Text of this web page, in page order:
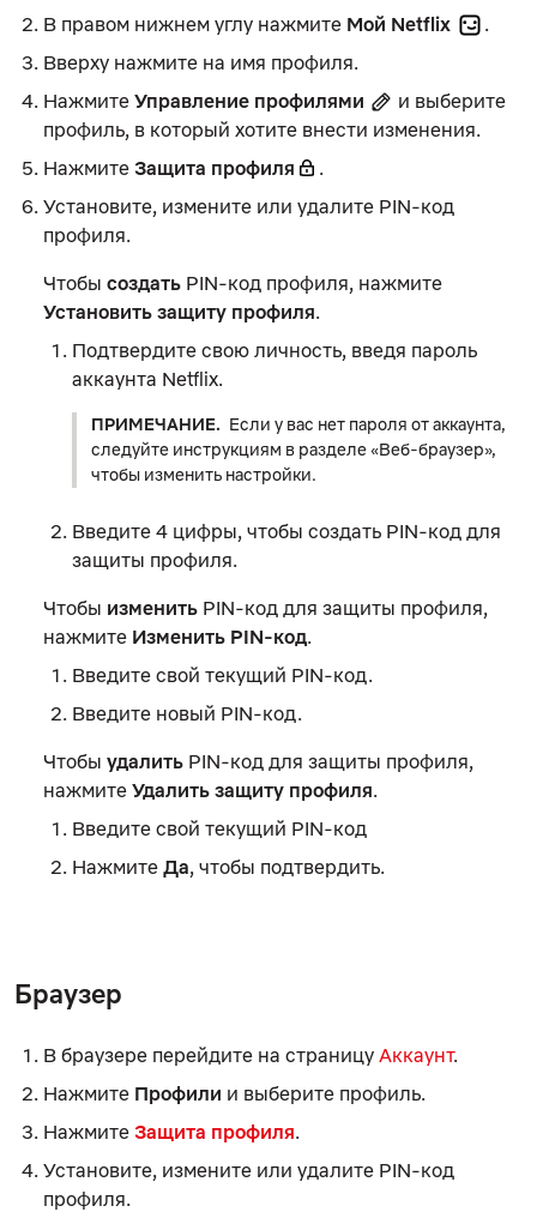
В правом нижнем углу нажмите Мой Netflix
.
Вверху нажмите на имя профиля.
Нажмите Управление профилями
и выберите
профиль, в который хотите внести изменения.
Нажмите Защита профиля
.
Установите, измените или удалите PIN-код
профиля.
Чтобы создать PIN-код профиля, нажмите
Установить защиту профиля.
Подтвердите свою личность, введя пароль
аккаунта Netflix.
ПРИМЕЧАНИЕ. Если у вас нет пароля от аккаунта,
следуйте инструкциям в разделе «Веб-браузер»,
чтобы изменить настройки.
Введите 4 цифры, чтобы создать PIN-код для
защиты профиля.
Чтобы изменить PIN-код для защиты профиля,
нажмите Изменить PIN-код.
Введите свой текущий PIN-код.
Введите новый PIN-код.
Чтобы удалить PIN-код для защиты профиля,
нажмите Удалить защиту профиля.
Введите свой текущий PIN-код
Нажмите Да, чтобы подтвердить.
Браузер
В браузере перейдите на страницу Аккаунт.
Нажмите Профили и выберите профиль.
Нажмите Защита профиля.
Установите, измените или удалите PIN-код
профиля.